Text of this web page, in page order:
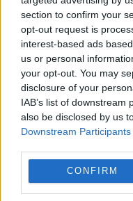
section to confirm your
opt-out request is
interest-based ads
us or personal
your opt-out. You may
disclosure of your
IAB’s list of
also be disclosed by us
Downstream Participants
CONFIRM